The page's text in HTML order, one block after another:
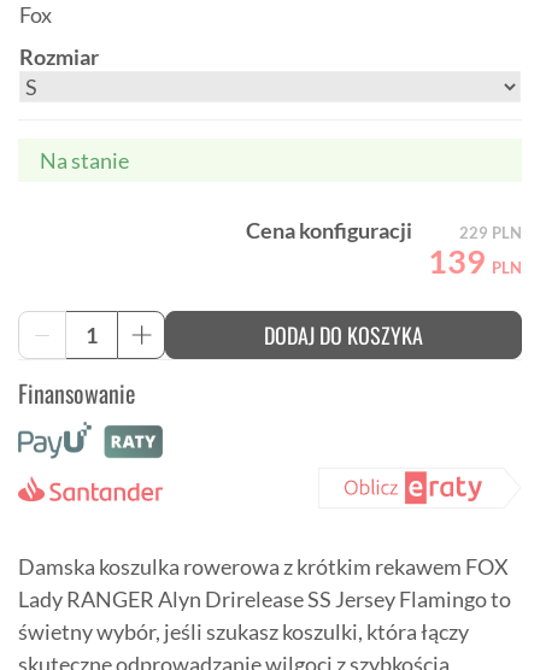
Fox
Rozmiar
Na stanie
Cena konfiguracji 229 PLN
139 PLN
-
ilość
Damska
rowerowa
FOX
Lady
RANGER
Alyn
+ DODAJ DO KOSZYKA
Finansowanie
Damska koszulka rowerowa z krótkim rekawem FOX
Lady RANGER Alyn Drirelease SS Jersey Flamingo to
świetny wybór, jeśli szukasz koszulki, która łączy
skuteczne odprowadzanie wilgoci z szybkością